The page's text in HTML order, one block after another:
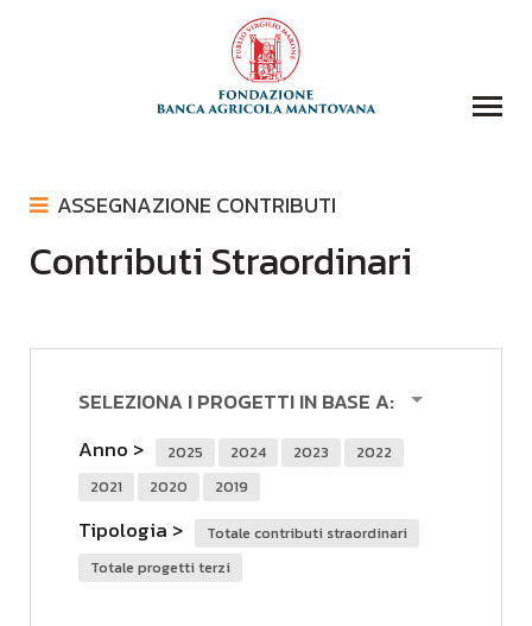
BIBLIOTECA
FONDAZIONE
DONAZIONI
CONTATTI
CERCA
ASSEGNAZIONE CONTRIBUTI
ASSEGNAZIONE CONTRIBUTI
COMUNICATI STAMPA
Contributi Straordinari
SELEZIONA I PROGETTI IN BASE A:
Anno
2025 2024 2023
2022
2021
2020 2019
Tipologia
totale contributi straordinari
totale progetti terzi